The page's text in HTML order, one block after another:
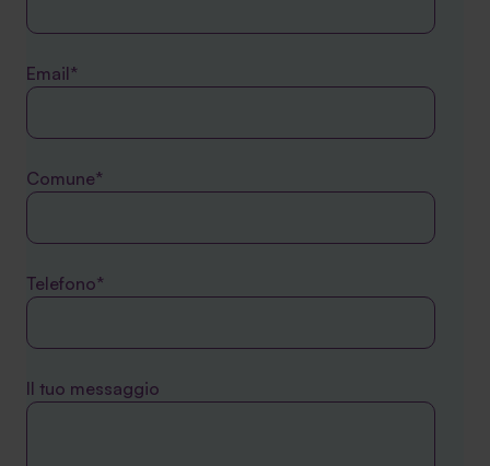
Email*
Comune*
Telefono*
Il tuo messaggio